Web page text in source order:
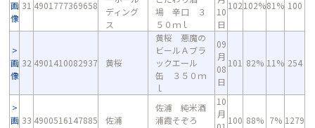
画
像
31 4901777369658
ディング
ス
場 辛口 ３
５０ｍｌ
10
日
102102%81% 100
画
像
32 4901410082937 黄桜
黄桜 悪魔の
ビールＡブラ
ックエール
缶 ３５０ｍ
ｌ
09
月
08
日
101 82% 11% 254
画 33 4900516147885 佐浦
佐浦 純米酒
浦霞そぞろ
10
月
100 88% 7% 1279